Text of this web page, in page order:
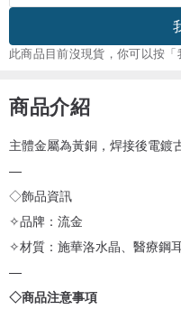
此商品目前沒現貨，你可以按
商品介紹
主體金屬為黃銅，焊接後電鍍
—
◇飾品資訊
✧品牌：流金
✧材質：施華洛水晶、醫療鋼
—
◇商品注意事項